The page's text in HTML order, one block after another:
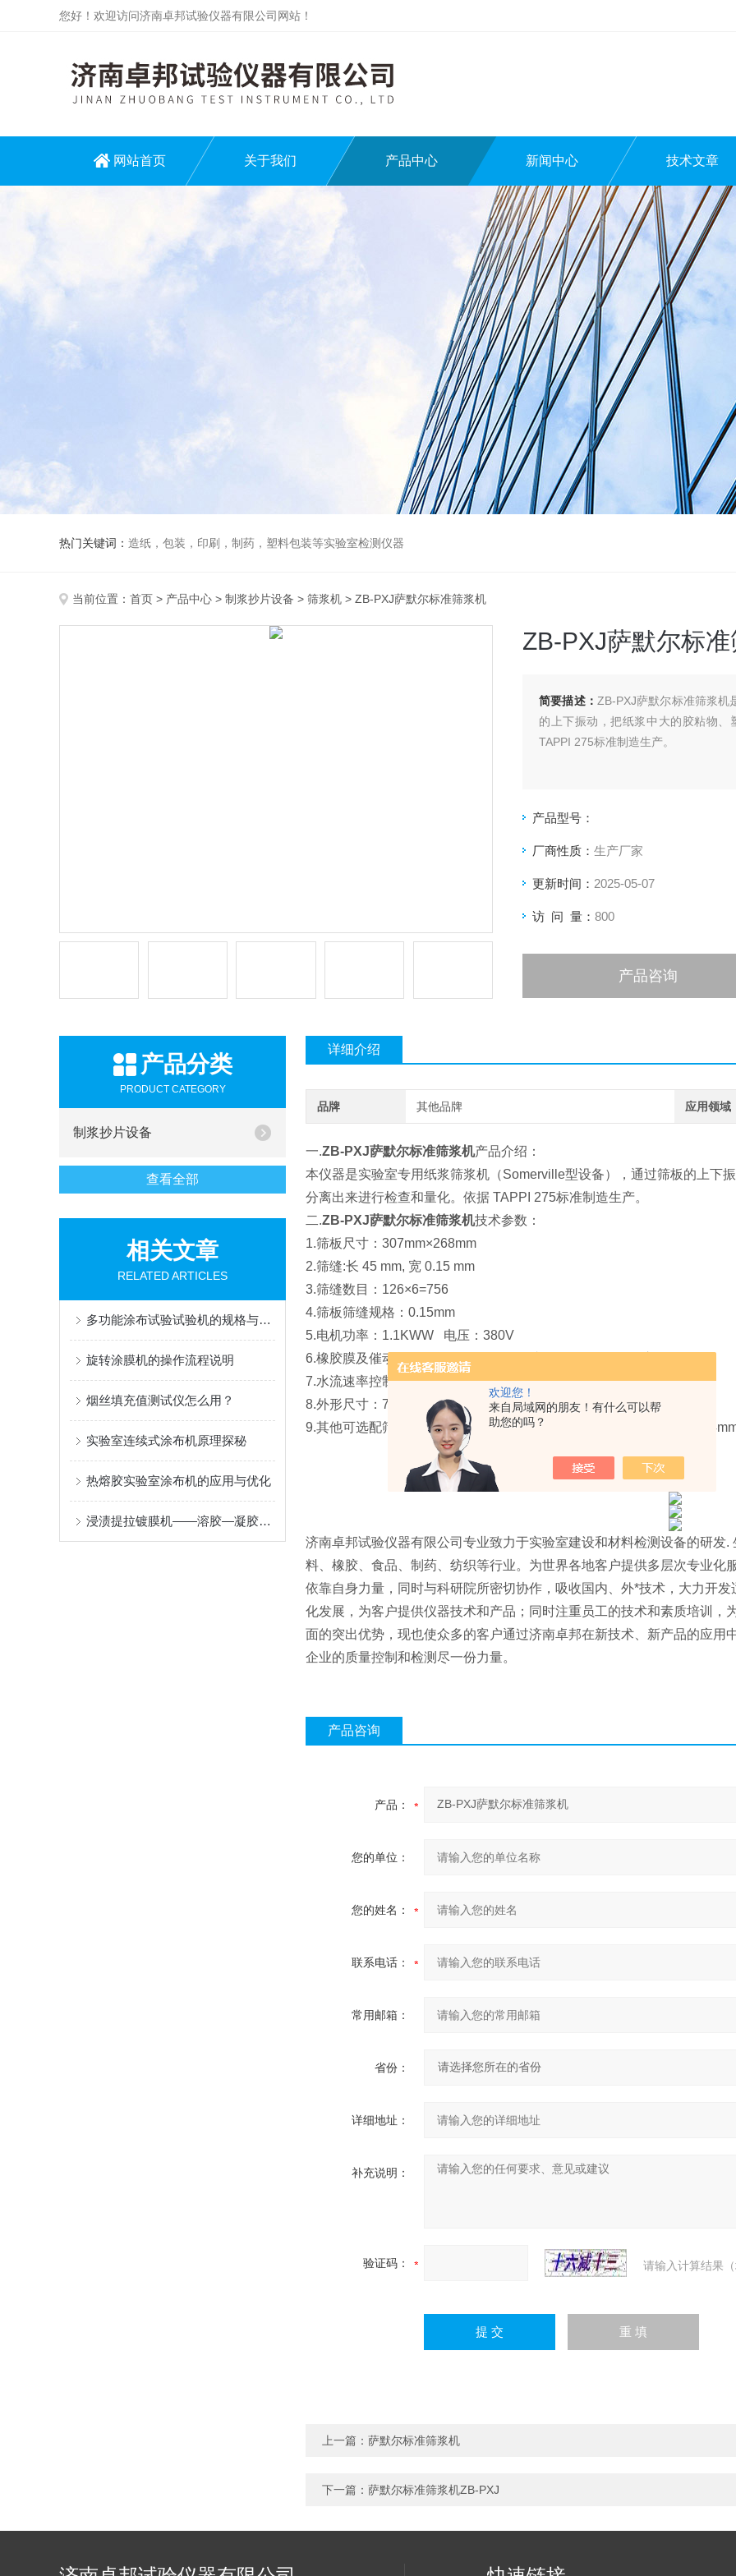
欢迎您！
来自局域网的朋友！有什么可以帮
助您的吗？
您好！欢迎访问济南卓邦试验仪器有限公司网站！
网站首页 关于我们 产品中心 新闻中心 技术文章
热门关键词： 造纸，包装，印刷，制药，塑料包装等实验室检测仪器
当前位置： 首页 > 产品中心 > 制浆抄片设备 > 筛浆机 > ZB-PXJ萨默尔标准筛浆机
ZB-PXJ萨默尔标
简要描述： ZB-PXJ萨默尔标准筛浆机
的上下振动，把纸浆中大的胶粘物
TAPPI 275标准制造生产。
产品型号：
厂商性质： 生产厂家
更新时间： 2025-05-07
访 问 量： 800
产品咨询
产品分类
PRODUCT CATEGORY
制浆抄片设备
查看全部
相关文章
RELATED ARTICLES
多功能涂布试验试验机的规格与性能
旋转涂膜机的操作流程说明
烟丝填充值测试仪怎么用？
实验室连续式涂布机原理探秘
热熔胶实验室涂布机的应用与优化
浸渍提拉镀膜机——溶胶—凝胶提拉成膜原理与光学及功能涂层应用
详细介绍
品牌 其他品牌 应用领域
一.ZB-PXJ萨默尔标准筛浆机产品介绍：
本仪器是实验室专用纸浆筛浆机（Somerville型设备），通过筛板的上下
分离出来进行检查和量化。依据 TAPPI 275标准制造生产。
二.ZB-PXJ萨默尔标准筛浆机技术参数：
1.筛板尺寸：307mm×268mm
2.筛缝:长 45 mm, 宽 0.15 mm
3.筛缝数目：126×6=756
4.筛板筛缝规格：0.15mm
5.电机功率：1.1KWW 电压：380V
6.橡胶膜及催动:振幅：3.2 ±0.1mm 转速690-700 rpm的偏心轮催动
7.水流速率控制 : 8.6 L / min. 水压：1.23 Kg/cm2.
8.外形尺寸：7
20*410*1150mm
9.其他可选配筛板筛缝规格：0.15mm、0.2mm、0.3mm、0.35mm、
济南卓邦试验仪器有限公司专业致力于实验室建设和材料检测设备的研发
料、橡胶、食品、制药、纺织等行业。为世界各地客户提供多层次专业化
依靠自身力量，同时与科研院所密切协作，吸收国内、外*技术，大力开
化发展，为客户提供仪器技术和产品；同时注重员工的技术和素质培训，
面的突出优势，现也使众多的客户通过济南卓邦在新技术、新产品的应用
企业的质量控制和检测尽一份力量。
产品咨询
产品：
您的单位：
您的姓名：
联系电话：
常用邮箱：
省份：
详细地址：
补充说明：
验证码： 请输入计算结果
上一篇： 萨默尔标准筛浆机
下一篇： 萨默尔标准筛浆机ZB-PXJ